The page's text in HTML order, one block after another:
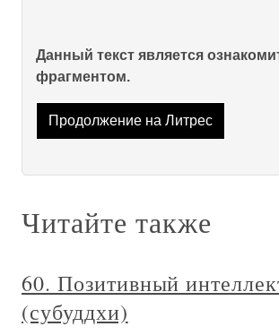
Данный текст является
фрагментом.
Продолжение на Литрес
Читайте также
60. Позитивный
(субуддхи)